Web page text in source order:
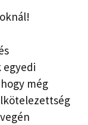
egyedi
még